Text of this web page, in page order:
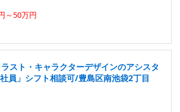
～50万円
ラスト・キャラクターデザインのアシスタ
員」シフト相談可/豊島区南池袋2丁目